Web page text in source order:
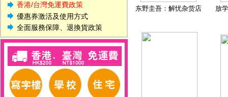
香港/台灣免運費政策
優惠券激活及使用方式
全面服務保障、退換貨政策
东野圭吾：解忧杂货店 放